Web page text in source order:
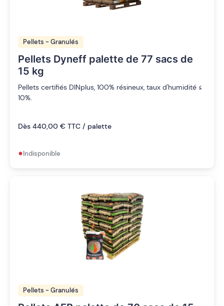
Pellets - Granulés
Pellets Dyneff palette de 77 sacs de
15 kg
Pellets certifiés DINplus, 100% résineux, taux d'humidité ≤
10%.
Dès 440,00 € TTC / palette
•Indisponible
Pellets - Granulés